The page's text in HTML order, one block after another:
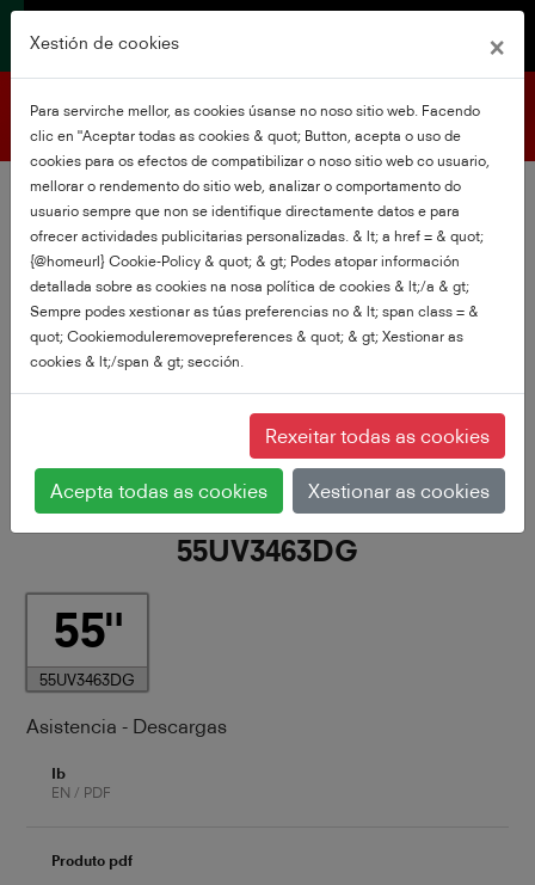
Soporte do produto
55UV3463DG
55UV3463DG
55
55UV3463DG
Asistencia - Descargas
Ib
EN / PDF
Produto pdf
Xestión de cookies ×
Para servirche mellor, as cookies úsanse no noso sitio web. Facendo
clic en "Aceptar todas as cookies & quot; Button, acepta o uso de
cookies para os efectos de compatibilizar o noso sitio web co usuario,
mellorar o rendemento do sitio web, analizar o comportamento do
usuario sempre que non se identifique directamente datos e para
ofrecer actividades publicitarias personalizadas. & lt; a href = & quot;
{@homeurl} Cookie-Policy & quot; & gt; Podes atopar información
detallada sobre as cookies na nosa política de cookies & lt;/a & gt;
Sempre podes xestionar as túas preferencias no & lt; span class = &
quot; Cookiemoduleremovepreferences & quot; & gt; Xestionar as
cookies & lt;/span & gt; sección.
Rexeitar todas as cookies
Acepta todas as cookies Xestionar as cookies